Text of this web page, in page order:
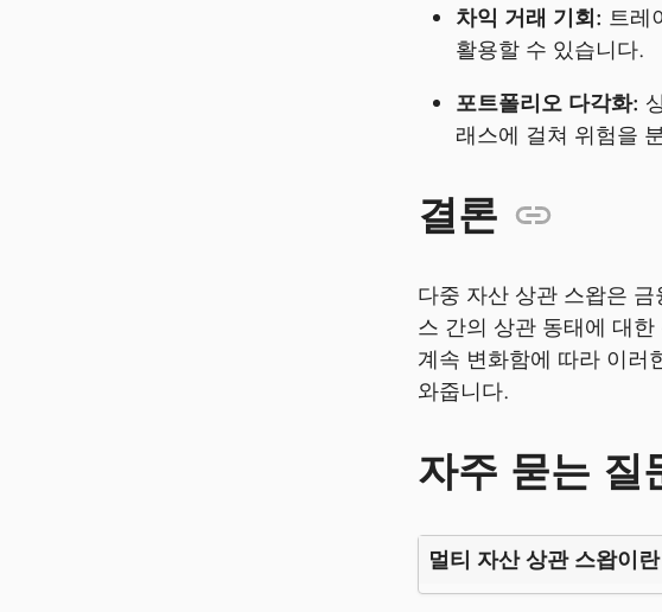
차익 거래 기회: 트레
활용할 수 있습니다.
포트폴리오 다각화:
래스에 걸쳐 위험을
결론
다중 자산 상관 스왑은
스 간의 상관 동태에 대
계속 변화함에 따라 이러
와줍니다.
자주 묻는 질
멀티 자산 상관 스왑이